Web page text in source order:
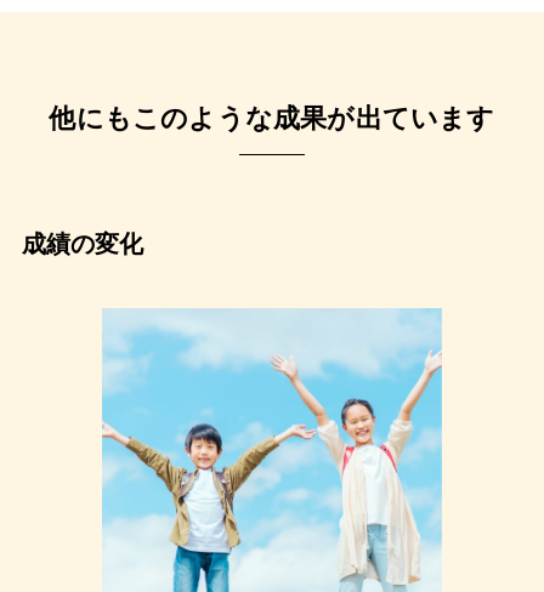
他にもこのような成果が出ています
成績の変化